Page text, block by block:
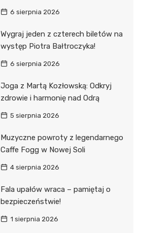
6 sierpnia 2026
Wygraj jeden z czterech biletów na
występ Piotra Bałtroczyka!
6 sierpnia 2026
Joga z Martą Kozłowską: Odkryj
zdrowie i harmonię nad Odrą
5 sierpnia 2026
Muzyczne powroty z legendarnego
Caffe Fogg w Nowej Soli
4 sierpnia 2026
Fala upałów wraca – pamiętaj o
bezpieczeństwie!
1 sierpnia 2026